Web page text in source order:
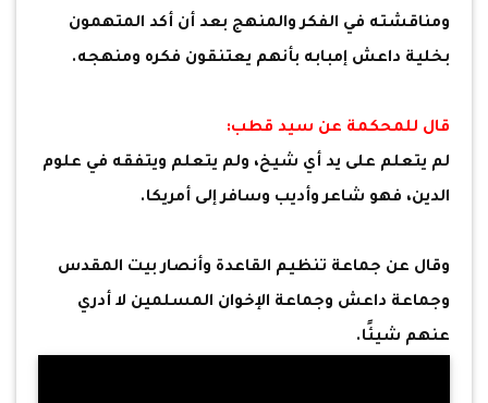
ومناقشته في الفكر والمنهج بعد أن أكد المتهمون
بخلية داعش إمبابه بأنهم يعتنقون فكره ومنهجه.
قال للمحكمة عن سيد قطب:
لم يتعلم على يد أي شيخ، ولم يتعلم ويتفقه في علوم
الدين، فهو شاعر وأديب وسافر إلى أمريكا.
وقال عن جماعة تنظيم القاعدة وأنصار بيت المقدس
وجماعة داعش وجماعة الإخوان المسلمين لا أدري
عنهم شيئًا.